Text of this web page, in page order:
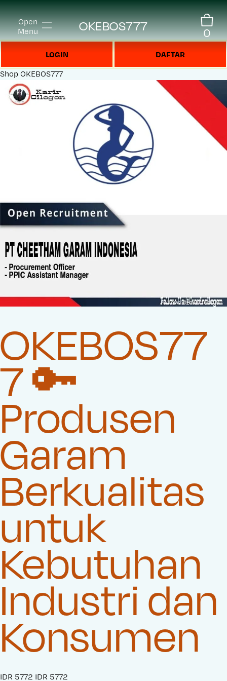
Open
Menu
OKEBOS777 0
LOGIN DAFTAR
Shop OKEBOS777
OKEBOS77
7 🔑
Produsen
Garam
Berkualitas
untuk
Kebutuhan
Industri dan
Konsumen
S
IDR 5772 O
IDR 5772